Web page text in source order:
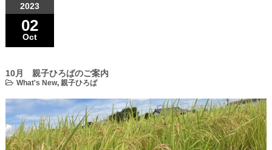
2023
02
Oct
10月 親子ひろばのご案内
What's New, 親子ひろば